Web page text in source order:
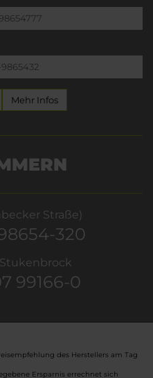
9865432
Mehr Infos
Straße)
320
99166-0
des Herstellers am Tag
Ersparnis errechnet sich